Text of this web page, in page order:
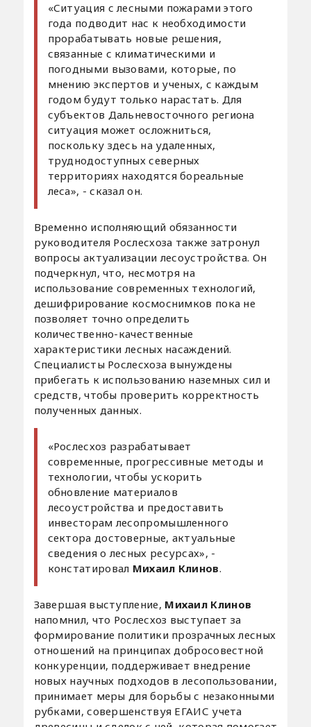
«Ситуация с лесными пожарами этого
года подводит нас к необходимости
прорабатывать новые решения,
связанные с климатическими и
погодными вызовами, которые, по
мнению экспертов и ученых, с каждым
годом будут только нарастать. Для
субъектов Дальневосточного региона
ситуация может осложниться,
поскольку здесь на удаленных,
труднодоступных северных
территориях находятся бореальные
леса», - сказал он.
Временно исполняющий обязанности
руководителя Рослесхоза также затронул
вопросы актуализации лесоустройства. Он
подчеркнул, что, несмотря на
использование современных технологий,
дешифрирование космоснимков пока не
позволяет точно определить
количественно-качественные
характеристики лесных насаждений.
Специалисты Рослесхоза вынуждены
прибегать к использованию наземных сил и
средств, чтобы проверить корректность
полученных данных.
«Рослесхоз разрабатывает
современные, прогрессивные методы и
технологии, чтобы ускорить
обновление материалов
лесоустройства и предоставить
инвесторам лесопромышленного
сектора достоверные, актуальные
сведения о лесных ресурсах», -
констатировал Михаил Клинов.
Завершая выступление, Михаил Клинов
напомнил, что Рослесхоз выступает за
формирование политики прозрачных лесных
отношений на принципах добросовестной
конкуренции, поддерживает внедрение
новых научных подходов в лесопользовании,
принимает меры для борьбы с незаконными
рубками, совершенствуя ЕГАИС учета